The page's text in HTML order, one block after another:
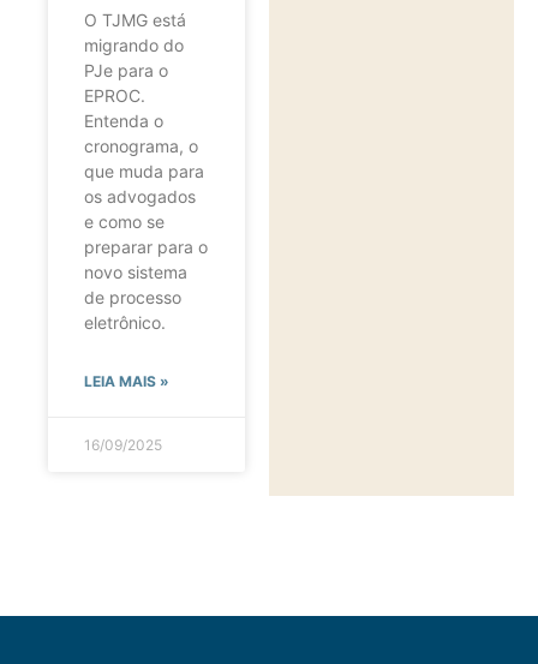
O TJMG está
migrando do
PJe para o
EPROC.
Entenda o
cronograma, o
que muda para
os advogados
e como se
preparar para o
novo sistema
de processo
eletrônico.
LEIA MAIS »
16/09/2025